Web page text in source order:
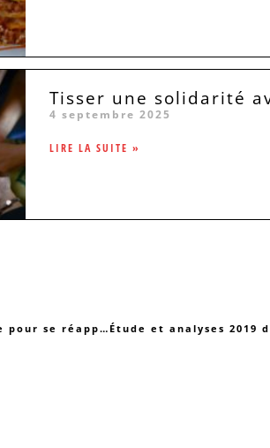
Tisser une solidarité
4 septembre 2025
LIRE LA SUITE »
Des outils d’éducation populaire pour se réapproprier les banques et la finance